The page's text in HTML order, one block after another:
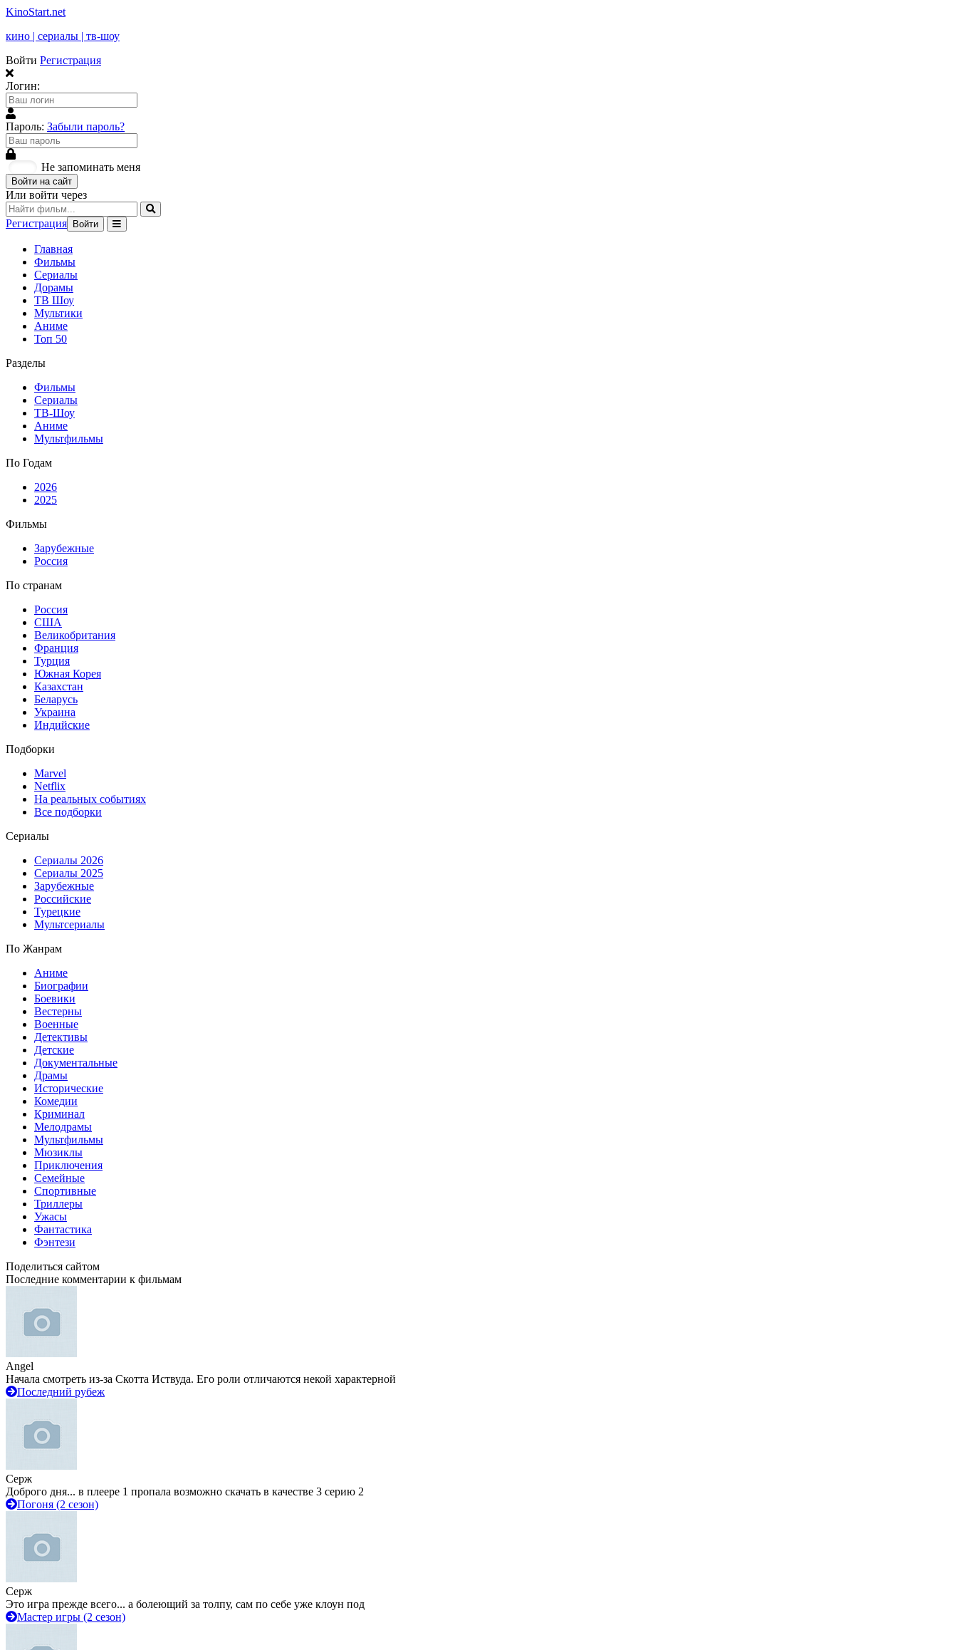
KinoStart.net
кино | сериалы | тв-шоу
Войти Регистрация
Логин:
Пароль: Забыли пароль?
Не запоминать меня
Войти на сайт
Или войти через
Регистрация Войти
Главная
Фильмы
Сериалы
Дорамы
ТВ Шоу
Мультики
Аниме
Топ 50
Разделы
Фильмы
Сериалы
ТВ-Шоу
Аниме
Мультфильмы
По Годам
2026
2025
Фильмы
Зарубежные
Россия
По странам
Россия
США
Великобритания
Франция
Турция
Южная Корея
Казахстан
Беларусь
Украина
Индийские
Подборки
Marvel
Netflix
На реальных событиях
Все подборки
Сериалы
Сериалы 2026
Сериалы 2025
Зарубежные
Российские
Турецкие
Мультсериалы
По Жанрам
Аниме
Биографии
Боевики
Вестерны
Военные
Детективы
Детские
Документальные
Драмы
Исторические
Комедии
Криминал
Мелодрамы
Мультфильмы
Мюзиклы
Приключения
Семейные
Спортивные
Триллеры
Ужасы
Фантастика
Фэнтези
Поделиться сайтом
Последние комментарии к фильмам
Angel
Начала смотреть из-за Скотта Иствуда. Его роли отличаются некой характерной
Последний рубеж
Серж
Доброго дня... в плеере 1 пропала возможно скачать в качестве 3 серию 2
Погоня (2 сезон)
Серж
Это игра прежде всего... а болеющий за толпу, сам по себе уже клоун под
Мастер игры (2 сезон)